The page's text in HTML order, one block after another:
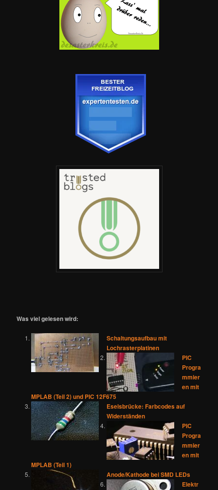
Was viel gelesen wird:
Schaltungsaufbau mit
Lochrasterplatinen
PIC
Progra
mmier
en mit
MPLAB (Teil 2) und PIC 12F675
Eselsbrücke: Farbcodes auf
Widerständen
PIC
Progra
mmier
en mit
MPLAB (Teil 1)
Anode/Kathode bei SMD LEDs
Elektr